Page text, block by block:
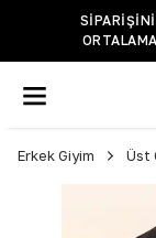
Erkek Giyim Üst